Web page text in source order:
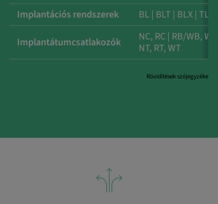
Implantációs rendszerek
BL | BLT | BLX | TL |
Implantátumcsatlakozók
NC, RC | RB/WB,
NT, RT, WT
Rövidítések szójegyzéke